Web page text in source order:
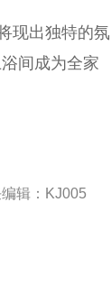
现出独特的氛
间成为全家
辑：KJ005